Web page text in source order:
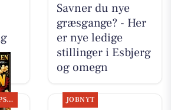
Savner du nye
græsgange? - Her
er nye ledige
stillinger i Esbjerg
og omegn
OPSLAGSTAVLEN JOBNYT